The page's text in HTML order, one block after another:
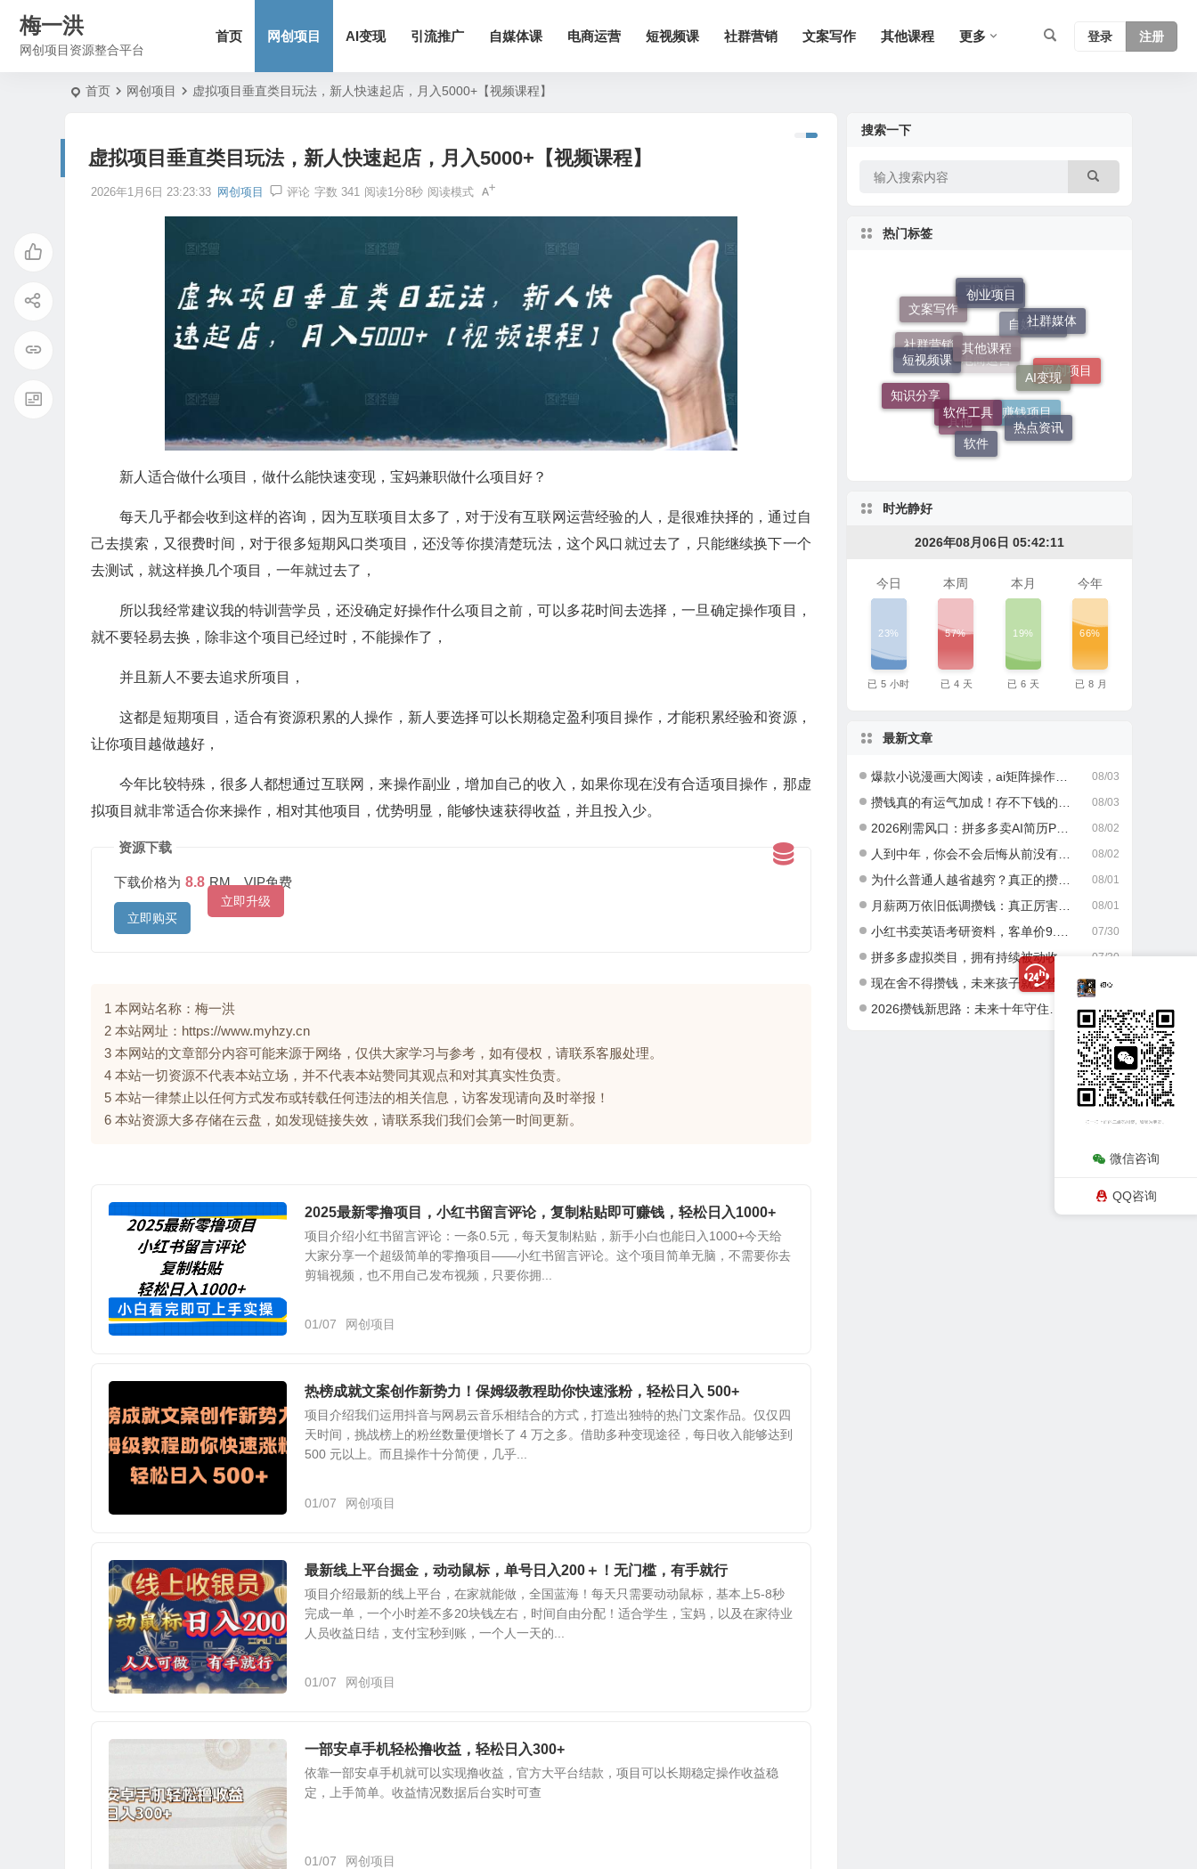
梅一洪
网创项目资源整合平台
首页 网创项目 AI变现 引流推广 自媒体课 电商运营 短视频课 社群营销 文案写作 其他课程 更多 登录 注册
首页 网创项目 虚拟项目垂直类目玩法，新人快速起店，月入5000+【视频课程】
虚拟项目垂直类目玩法，新人快速起店，月入5000+【视频课程】
2026年1月6日 23:23:33 网创项目 评论 字数 341 阅读1分8秒 阅读模式
新人适合做什么项目，做什么能快速变现，宝妈兼职做什么项目好？
每天几乎都会收到这样的咨询，因为互联项目太多了，对于没有互联网运营经验的人，是很难抉择的，通过自
己去摸索，又很费时间，对于很多短期风口类项目，还没等你摸清楚玩法，这个风口就过去了，只能继续换下一个
去测试，就这样换几个项目，一年就过去了，
所以我经常建议我的特训营学员，还没确定好操作什么项目之前，可以多花时间去选择，一旦确定操作项目，
就不要轻易去换，除非这个项目已经过时，不能操作了，
并且新人不要去追求所项目，
这都是短期项目，适合有资源积累的人操作，新人要选择可以长期稳定盈利项目操作，才能积累经验和资源，
让你项目越做越好，
今年比较特殊，很多人都想通过互联网，来操作副业，增加自己的收入，如果你现在没有合适项目操作，那虚
拟项目就非常适合你来操作，相对其他项目，优势明显，能够快速获得收益，并且投入少。
资源下载
下载价格为 8.8 RM，VIP免费
立即升级
立即购买
1 本网站名称：梅一洪
2 本站网址：https://www.myhzy.cn
3 本网站的文章部分内容可能来源于网络，仅供大家学习与参考，如有侵权，请联系客服处理。
4 本站一切资源不代表本站立场，并不代表本站赞同其观点和对其真实性负责。
5 本站一律禁止以任何方式发布或转载任何违法的相关信息，访客发现请向及时举报！
6 本站资源大多存储在云盘，如发现链接失效，请联系我们我们会第一时间更新。
2025最新零撸项目，小红书留言评论，复制粘贴即可赚钱，轻松日入1000+
项目介绍小红书留言评论：一条0.5元，每天复制粘贴，新手小白也能日入1000+今天给
大家分享一个超级简单的零撸项目——小红书留言评论。这个项目简单无脑，不需要你去
剪辑视频，也不用自己发布视频，只要你拥...
01/07 网创项目
热榜成就文案创作新势力！保姆级教程助你快速涨粉，轻松日入 500+
项目介绍我们运用抖音与网易云音乐相结合的方式，打造出独特的热门文案作品。仅仅四
天时间，挑战榜上的粉丝数量便增长了 4 万之多。借助多种变现途径，每日收入能够达到
500 元以上。而且操作十分简便，几乎...
01/07 网创项目
最新线上平台掘金，动动鼠标，单号日入200＋！无门槛，有手就行
项目介绍最新的线上平台，在家就能做，全国蓝海！每天只需要动动鼠标，基本上5-8秒
完成一单，一个小时差不多20块钱左右，时间自由分配！适合学生，宝妈，以及在家待业
人员收益日结，支付宝秒到账，一个人一天的...
01/07 网创项目
一部安卓手机轻松撸收益，轻松日入300+
依靠一部安卓手机就可以实现撸收益，官方大平台结款，项目可以长期稳定操作收益稳
定，上手简单。收益情况数据后台实时可查
01/07 网创项目
搜索一下
热门标签
引流推广
自媒体课
电商运营
社群营销
文案写作
创业项目
社群媒体
网创项目
赚钱项目
其他
知识分享
短视频课
其他课程
热点资讯
软件
软件工具
时光静好
2026年08月06日 05:42:12
今日
23%
已 5 小时
本周
57%
已 4 天
本月
19%
已 6 天
今年
66%
已 8 月
最新文章
08/03
爆款小说漫画大阅读，ai矩阵操作，当天可见收益，号称日入400+
08/03
攒钱真的有运气加成！存不下钱的人，大多栽在这一点
08/02
2026刚需风口：拼多多卖AI简历PPT，可矩阵放大，小白也能干，日入700+！
08/02
人到中年，你会不会后悔从前没有好好攒钱？
08/01
为什么普通人越省越穷？真正的攒钱逻辑很多人都搞错了
08/01
月薪两万依旧低调攒钱：真正厉害的成年人，从不乱消费
07/30
小红书卖英语考研资料，客单价9.9，250天卖了16w!
07/30
拼多多虚拟类目，拥有持续被动收入有多香。每月稳定增收 1-3 万
07/30
现在舍不得攒钱，未来孩子就要替你吃苦，这就是最真实的现实
07/29
2026攒钱新思路：未来十年守住积蓄，做好这两件事就够了
微信咨询
QQ咨询